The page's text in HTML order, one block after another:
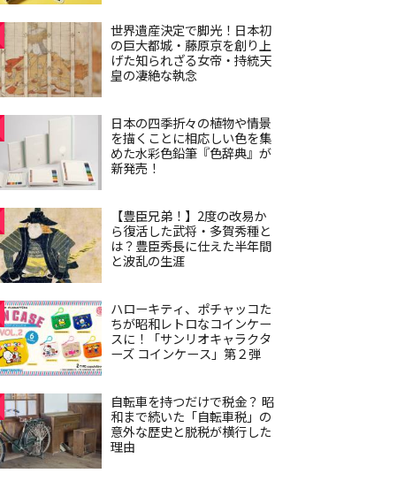
世界遺産決定で脚光！日本初
の巨大都城・藤原京を創り上
げた知られざる女帝・持統天
皇の凄絶な執念
日本の四季折々の植物や情景
を描くことに相応しい色を集
めた水彩色鉛筆『色辞典』が
新発売！
【豊臣兄弟！】2度の改易か
ら復活した武将・多賀秀種と
は？豊臣秀長に仕えた半年間
と波乱の生涯
ハローキティ、ポチャッコた
ちが昭和レトロなコインケー
スに！「サンリオキャラクタ
ーズ コインケース」第２弾
自転車を持つだけで税金？ 昭
和まで続いた「自転車税」の
意外な歴史と脱税が横行した
理由